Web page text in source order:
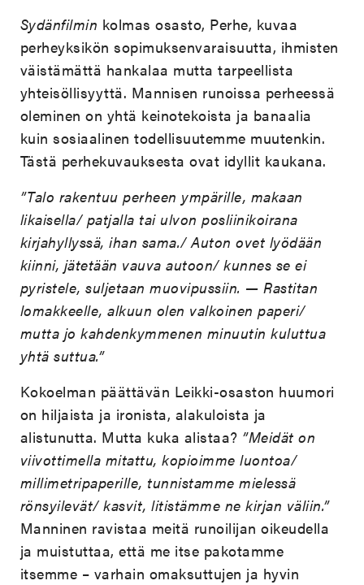
Sydänfilmin kolmas osasto, Perhe, kuvaa
perheyksikön sopimuksenvaraisuutta, ihmisten
väistämättä hankalaa mutta tarpeellista
yhteisöllisyyttä. Mannisen runoissa perheessä
oleminen on yhtä keinotekoista ja banaalia
kuin sosiaalinen todellisuutemme muutenkin.
Tästä perhekuvauksesta ovat idyllit kaukana.
”Talo rakentuu perheen ympärille, makaan
likaisella/ patjalla tai ulvon posliinikoirana
kirjahyllyssä, ihan sama./ Auton ovet lyödään
kiinni, jätetään vauva autoon/ kunnes se ei
pyristele, suljetaan muovipussiin. — Rastitan
lomakkeelle, alkuun olen valkoinen paperi/
mutta jo kahdenkymmenen minuutin kuluttua
yhtä suttua.”
Kokoelman päättävän Leikki-osaston huumori
on hiljaista ja ironista, alakuloista ja
alistunutta. Mutta kuka alistaa? ”Meidät on
viivottimella mitattu, kopioimme luontoa/
millimetripaperille, tunnistamme mielessä
rönsyilevät/ kasvit, litistämme ne kirjan väliin.”
Manninen ravistaa meitä runoilijan oikeudella
ja muistuttaa, että me itse pakotamme
itsemme – varhain omaksuttujen ja hyvin